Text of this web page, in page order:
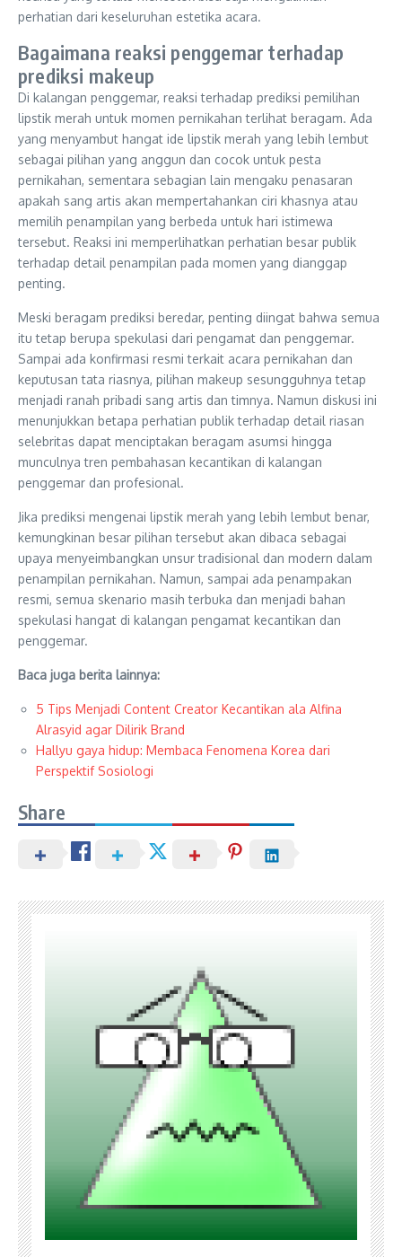
perhatian dari keseluruhan estetika acara.
Bagaimana reaksi penggemar terhadap
prediksi makeup
Di kalangan penggemar, reaksi terhadap prediksi pemilihan
lipstik merah untuk momen pernikahan terlihat beragam. Ada
yang menyambut hangat ide lipstik merah yang lebih lembut
sebagai pilihan yang anggun dan cocok untuk pesta
pernikahan, sementara sebagian lain mengaku penasaran
apakah sang artis akan mempertahankan ciri khasnya atau
memilih penampilan yang berbeda untuk hari istimewa
tersebut. Reaksi ini memperlihatkan perhatian besar publik
terhadap detail penampilan pada momen yang dianggap
penting.
Meski beragam prediksi beredar, penting diingat bahwa semua
itu tetap berupa spekulasi dari pengamat dan penggemar.
Sampai ada konfirmasi resmi terkait acara pernikahan dan
keputusan tata riasnya, pilihan makeup sesungguhnya tetap
menjadi ranah pribadi sang artis dan timnya. Namun diskusi ini
menunjukkan betapa perhatian publik terhadap detail riasan
selebritas dapat menciptakan beragam asumsi hingga
munculnya tren pembahasan kecantikan di kalangan
penggemar dan profesional.
Jika prediksi mengenai lipstik merah yang lebih lembut benar,
kemungkinan besar pilihan tersebut akan dibaca sebagai
upaya menyeimbangkan unsur tradisional dan modern dalam
penampilan pernikahan. Namun, sampai ada penampakan
resmi, semua skenario masih terbuka dan menjadi bahan
spekulasi hangat di kalangan pengamat kecantikan dan
penggemar.
Baca juga berita lainnya:
5 Tips Menjadi Content Creator Kecantikan ala Alfina
Alrasyid agar Dilirik Brand
Hallyu gaya hidup: Membaca Fenomena Korea dari
Perspektif Sosiologi
Share